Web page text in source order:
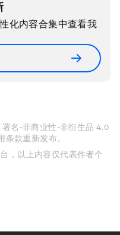
化内容合集中查看我
名-非商业性-非衍生品 4.0
条款重新发布。
，以上内容仅代表作者个